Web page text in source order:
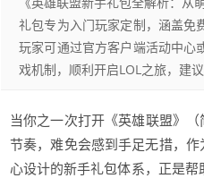
礼包专为入门玩家定制，涵盖免
玩家可通过官方客户端活动中心
戏机制，顺利开启LOL之旅，建
当你之一次打开《英雄联盟》
节奏，难免会感到手足无措，
心设计的新手礼包体系，正是